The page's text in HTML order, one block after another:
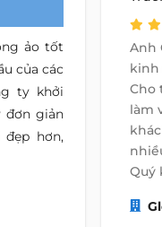
ảo tốt
của các
ty khởi
đơn giản
hơn,
Anh
kinh
Cho
làm
Quý